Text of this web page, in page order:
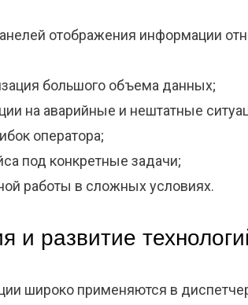
отображения информации
большого объема данных;
на аварийные и нештатные
оператора;
под конкретные задачи;
работы в сложных условиях.
и развитие
широко применяются в